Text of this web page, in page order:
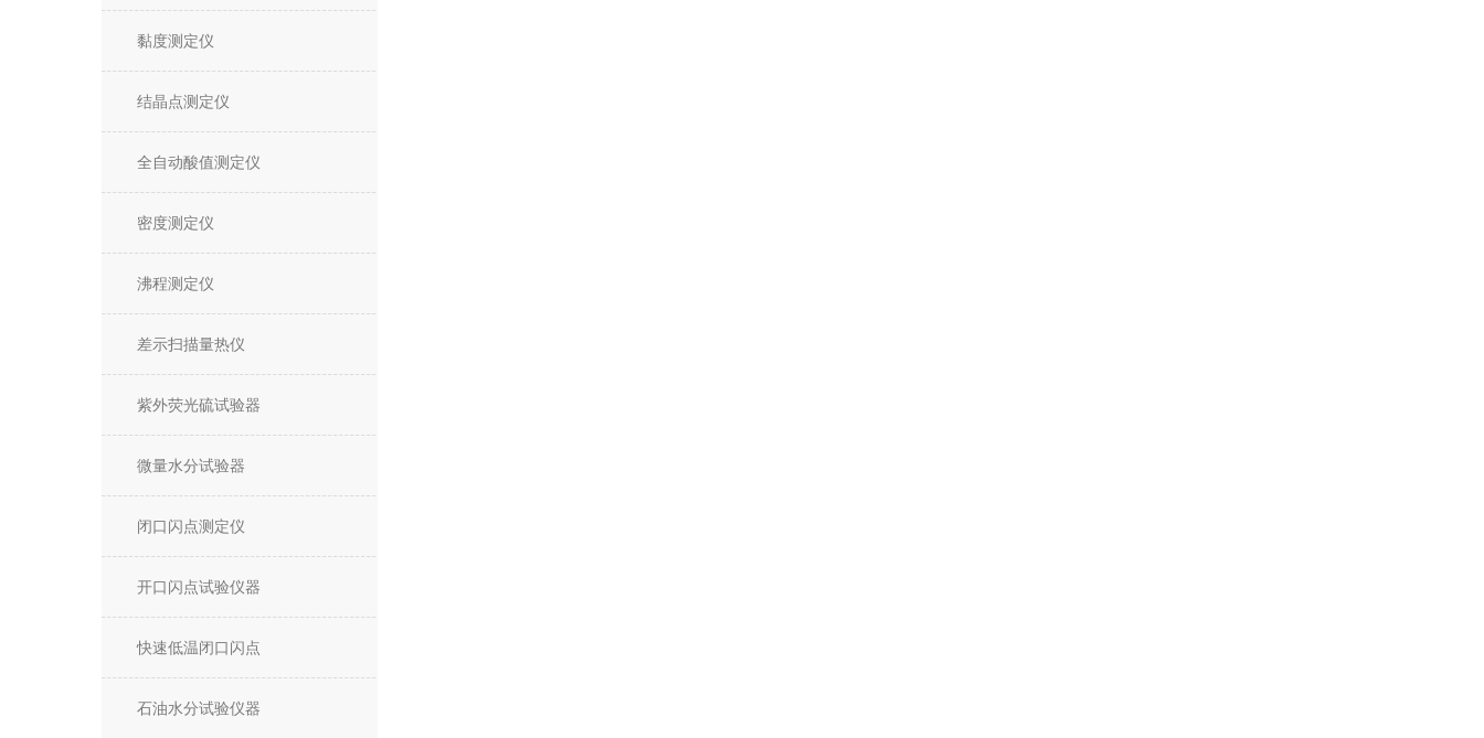
黏度测定仪
结晶点测定仪
全自动酸值测定仪
密度测定仪
沸程测定仪
差示扫描量热仪
紫外荧光硫试验器
微量水分试验器
闭口闪点测定仪
开口闪点试验仪器
快速低温闭口闪点
石油水分试验仪器